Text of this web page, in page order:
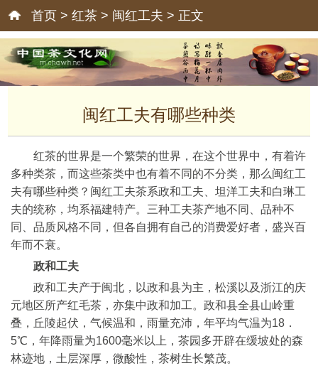
首页 > 红茶 > 闽红工夫 > 正文
闽红工夫有哪些种类
红茶的世界是一个繁荣的世界，在这个世界中，有着许
多种类茶，而这些茶类中也有着不同的不分类，那么闽红工
夫有哪些种类？闽红工夫茶系政和工夫、坦洋工夫和白琳工
夫的统称，均系福建特产。三种工夫茶产地不同、品种不
同、品质风格不同，但各自拥有自己的消费爱好者，盛兴百
年而不衰。
政和工夫
政和工夫产于闽北，以政和县为主，松溪以及浙江的庆
元地区所产红毛茶，亦集中政和加工。政和县全县山岭重
叠，丘陵起伏，气候温和，雨量充沛，年平均气温为18．
5℃，年降雨量为1600毫米以上，茶园多开辟在缓坡处的森
林迹地，土层深厚，微酸性，茶树生长繁茂。